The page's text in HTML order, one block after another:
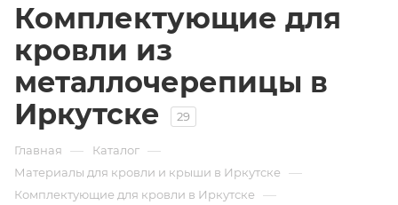
Комплектующие для
кровли из
металлочерепицы в
Иркутске
29
Главная — Каталог —
Материалы для кровли и крыши в Иркутске —
Комплектующие для кровли в Иркутске —